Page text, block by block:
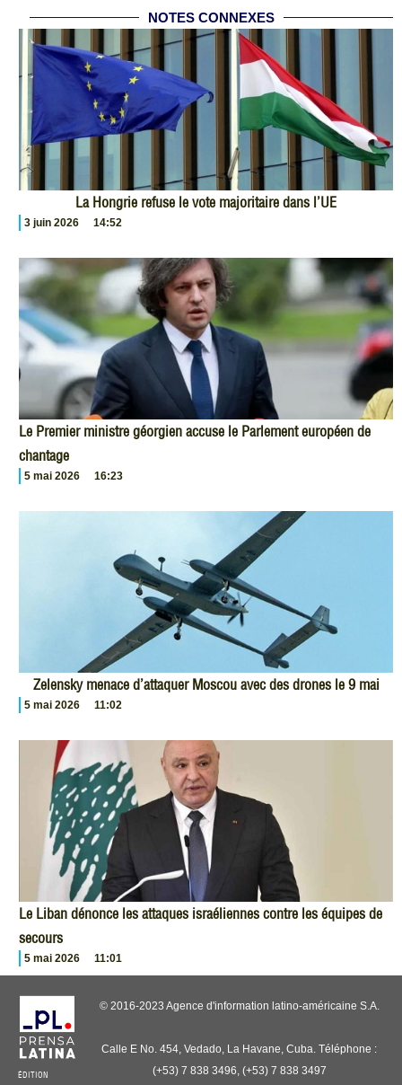
NOTES CONNEXES
La Hongrie refuse le vote majoritaire dans l’UE
3 juin 2026 14:52
Le Premier ministre géorgien accuse le Parlement européen de
chantage
5 mai 2026 16:23
Zelensky menace d’attaquer Moscou avec des drones le 9 mai
5 mai 2026 11:02
Le Liban dénonce les attaques israéliennes contre les équipes de
secours
5 mai 2026 11:01
ÉDITION
© 2016-2023 Agence d'information latino-américaine S.A.
Calle E No. 454, Vedado, La Havane, Cuba. Téléphone :
(+53) 7 838 3496, (+53) 7 838 3497